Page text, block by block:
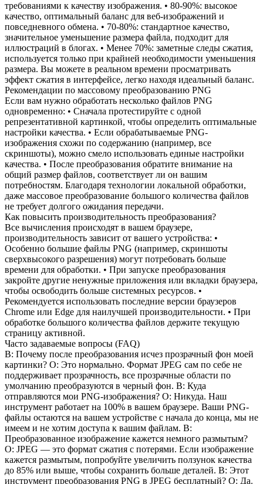
требованиями к качеству изображения. • 80-90%: высокое
качество, оптимальный баланс для веб-изображений и
повседневного обмена. • 70-80%: стандартное качество,
значительное уменьшение размера файла, подходит для
иллюстраций в блогах. • Менее 70%: заметные следы сжатия,
используется только при крайней необходимости уменьшения
размера. Вы можете в реальном времени просматривать
эффект сжатия в интерфейсе, легко находя идеальный баланс.
Рекомендации по массовому преобразованию PNG
Если вам нужно обработать несколько файлов PNG
одновременно: • Сначала протестируйте с одной
репрезентативной картинкой, чтобы определить оптимальные
настройки качества. • Если обрабатываемые PNG-
изображения схожи по содержанию (например, все
скриншоты), можно смело использовать единые настройки
качества. • После преобразования обратите внимание на
общий размер файлов, соответствует ли он вашим
потребностям. Благодаря технологии локальной обработки,
даже массовое преобразование большого количества файлов
не требует долгого ожидания передачи.
Как повысить производительность преобразования?
Все вычисления происходят в вашем браузере,
производительность зависит от вашего устройства: •
Особенно большие файлы PNG (например, скриншоты
сверхвысокого разрешения) могут потребовать больше
времени для обработки. • При запуске преобразования
закройте другие ненужные приложения или вкладки браузера,
чтобы освободить больше системных ресурсов. •
Рекомендуется использовать последние версии браузеров
Chrome или Edge для наилучшей производительности. • При
обработке большого количества файлов держите текущую
страницу активной.
Часто задаваемые вопросы (FAQ)
В: Почему после преобразования исчез прозрачный фон моей
картинки? О: Это нормально. Формат JPEG сам по себе не
поддерживает прозрачность, все прозрачные области по
умолчанию преобразуются в черный фон. В: Куда
отправляются мои PNG-изображения? О: Никуда. Наш
инструмент работает на 100% в вашем браузере. Ваши PNG-
файлы остаются на вашем устройстве с начала до конца, мы не
имеем и не хотим доступа к вашим файлам. В:
Преобразованное изображение кажется немного размытым?
О: JPEG — это формат сжатия с потерями. Если изображение
кажется размытым, попробуйте увеличить ползунок качества
до 85% или выше, чтобы сохранить больше деталей. В: Этот
инструмент преобразования PNG в JPEG бесплатный? О: Да.